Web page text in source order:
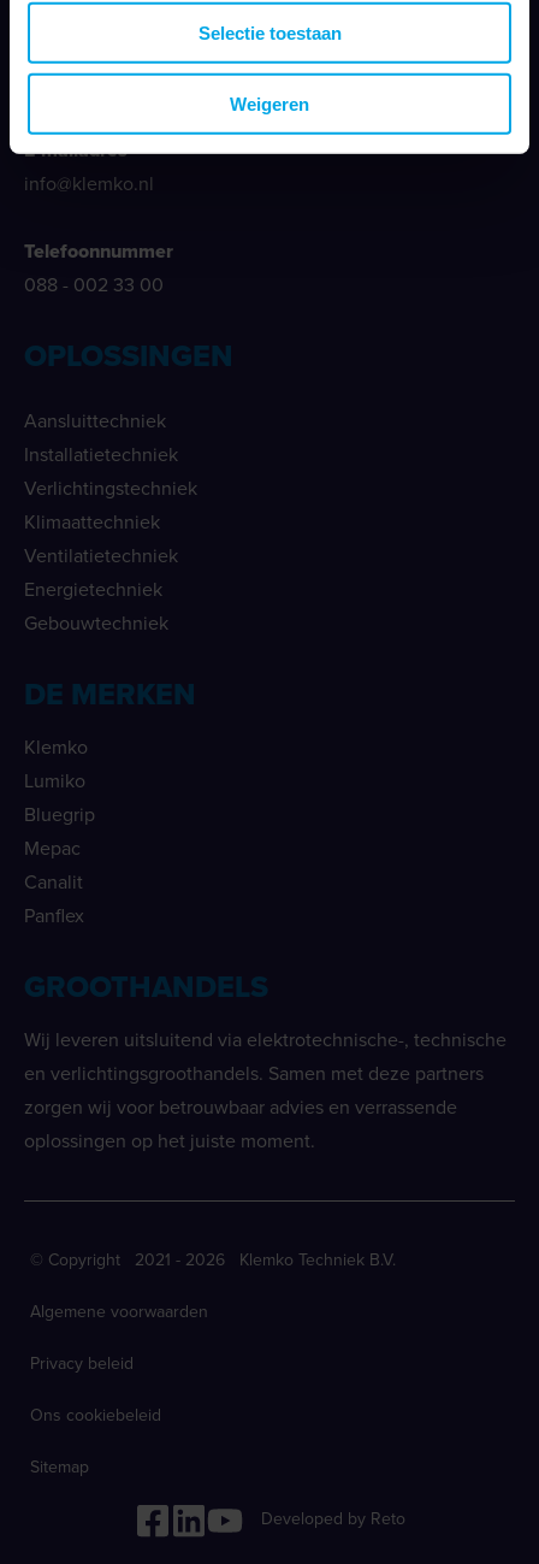
Selectie toestaan
Weigeren
Klemko Techniek B.V.
3763 LB Soest
E-mailadres
info@klemko.nl
Telefoonnummer
088 - 002 33 00
OPLOSSINGEN
Aansluittechniek
Installatietechniek
Verlichtingstechniek
Klimaattechniek
Ventilatietechniek
Energietechniek
Gebouwtechniek
DE MERKEN
Klemko
Lumiko
Bluegrip
Mepac
Canalit
Panflex
GROOTHANDELS
Wij leveren uitsluitend via elektrotechnische-, technische
en verlichtingsgroothandels. Samen met deze partners
zorgen wij voor betrouwbaar advies en verrassende
oplossingen op het juiste moment.
© Copyright 2021 - 2026 Klemko Techniek B.V.
Algemene voorwaarden
Privacy beleid
Ons cookiebeleid
Sitemap
Developed by Reto